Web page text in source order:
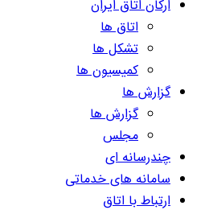
ارکان اتاق ایران
اتاق ها
تشکل ها
کمیسیون ها
گزارش ها
گزارش ها
مجلس
چندرسانه ای
سامانه های خدماتی
ارتباط با اتاق